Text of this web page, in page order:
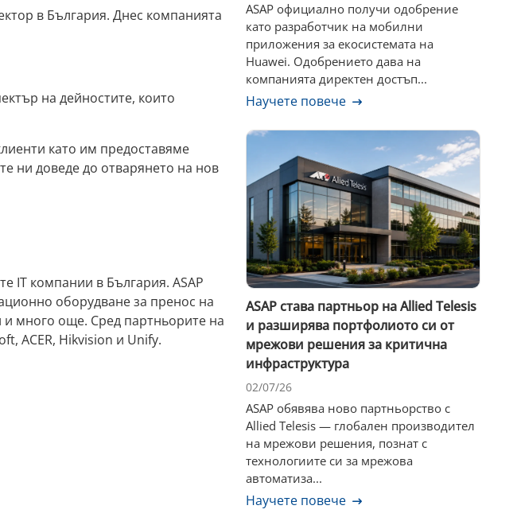
в България. Днес компанията
на дейностите, които
като им предоставяме
ни доведе до отварянето на нов
IT компании в България. ASAP
оборудване за пренос на
и много още. Сред партньорите на
ACER, Hikvision и Unify.
ASAP официално получи одобрение
като разработчик на мобилни
приложения за екосистемата на
Huawei. Одобрението дава на
компанията директен достъп...
Научете повече
ASAP става партньор на Allied Telesis
и разширява портфолиото си от
мрежови решения за критична
инфраструктура
02/07/26
ASAP обявява ново партньорство с
Allied Telesis — глобален производител
на мрежови решения, познат с
технологиите си за мрежова
автоматиза...
Научете повече